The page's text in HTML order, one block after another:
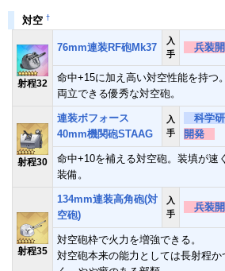
対空 †
射程32
76mm連装RF砲Mk37
入
手
兵装
命中+15に加え高い対空性能を持つ
両立できる優秀な対空砲。
射程30
連装ボフォース
40mm機関砲STAAG
入
手
科学
開発
命中+10を補える対空砲。装填が速
装備。
射程35
134mm連装高角砲(対
空砲)
入
手
兵装
対空砲枠で火力を増強できる。
対空砲本来の能力としては長射程